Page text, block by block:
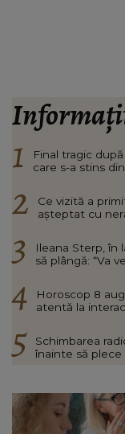
Final tragic
care s-a stins
Ce vizită a
așteptat cu
Ileana Sterp, în
să plângă: “Va
Horoscop 8
atentă la
Schimbarea
înainte să plece